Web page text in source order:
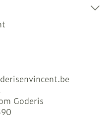
Goderis